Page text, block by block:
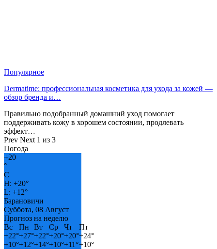
Популярное
Dermatime: профессиональная косметика для ухода за кожей —
обзор бренда и…
Правильно подобранный домашний уход помогает
поддерживать кожу в хорошем состоянии, продлевать
эффект…
Prev Next 1 из 3
Погода
+20
°
C
H: +20°
L: +12°
Барановичи
Суббота, 08 Август
Прогноз на неделю
Вс
Пн Вт Ср Чт
Пт
+22°+27°+22°+20°+20°+24°
+10°+12°+14°+10°+11°+10°